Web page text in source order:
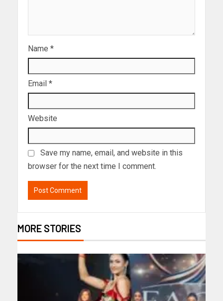
Name *
Email *
Website
Save my name, email, and website in this
browser for the next time I comment.
MORE STORIES